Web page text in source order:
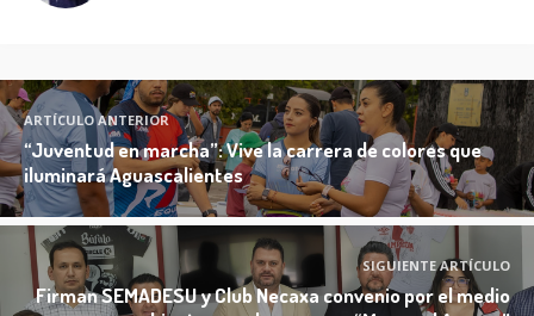
ARTÍCULO ANTERIOR
“Juventud en marcha”: Vive la carrera de colores que
iluminará Aguascalientes
SIGUIENTE ARTÍCULO
Firman SEMADESU y Club Necaxa convenio por el medio